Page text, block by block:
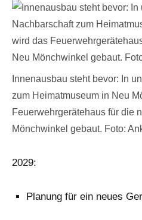
Innenausbau steht bevor: In
zum Heimatmuseum in Neu
Feuerwehrgerätehaus für die
Mönchwinkel gebaut. Foto:
2029:
Planung für ein neues